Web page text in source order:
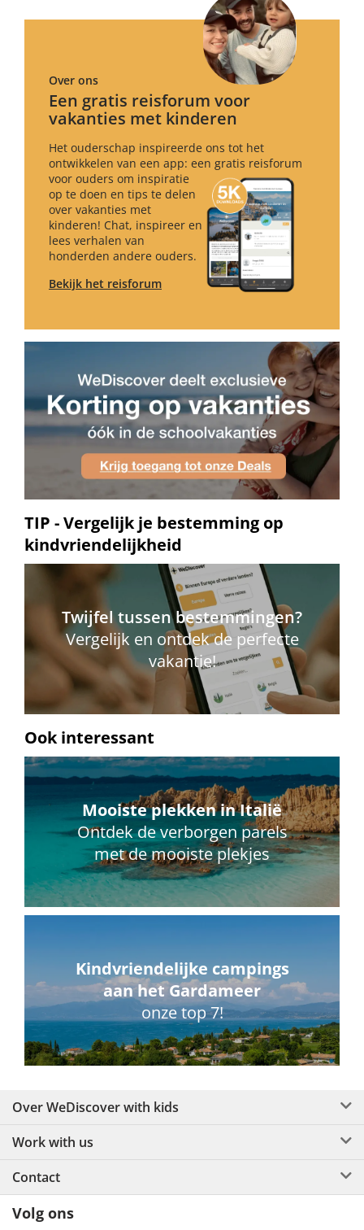
Over ons
Een gratis reisforum voor
vakanties met kinderen
Het ouderschap inspireerde ons tot het
ontwikkelen van een app: een gratis reisforum
voor ouders om inspiratie
op te doen en tips te delen
over vakanties met
kinderen! Chat, inspireer en
lees verhalen van
honderden andere ouders.
Bekijk het reisforum
TIP - Vergelijk je bestemming op
kindvriendelijkheid
Twijfel tussen bestemmingen?
Vergelijk en ontdek de perfecte
vakantie!
Ook interessant
Mooiste plekken in Italië
Ontdek de verborgen parels
met de mooiste plekjes
Kindvriendelijke campings
aan het Gardameer
onze top 7!
Over WeDiscover with kids
Work with us
Contact
Volg ons